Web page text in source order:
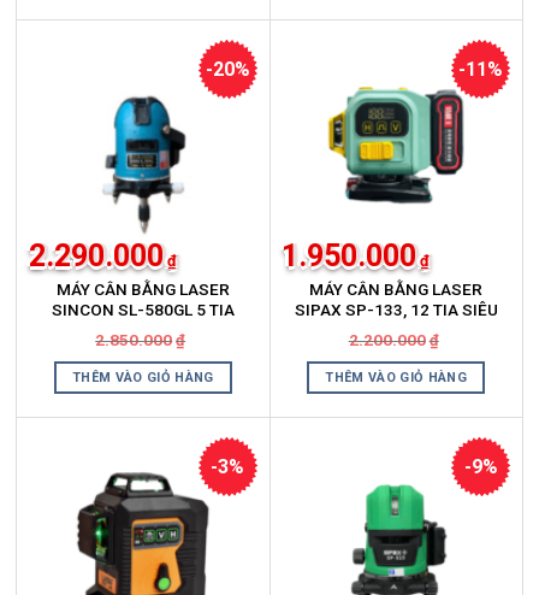
-20%
MÁY CÂN BẰNG LASER
SINCON SL-580GL 5 TIA
2.850.000 ₫
là:
2.850.000₫.
2.290.000 ₫
tại
là:
THÊM VÀO GIỎ HÀNG
-11%
MÁY CÂN BẰNG LASER
SIPAX SP-133, 12 TIA SIÊU
2.200.000 ₫
là:
2.200.000₫.
1.950.000 ₫
tại
là:
THÊM VÀO GIỎ HÀNG
-3% -9%